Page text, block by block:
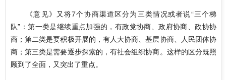
《意见》又将7个协商渠道区分为三类情况或者说“三个梯
队”：第一类是继续重点加强的，有政党协商、政府协商、政协协
商；第二类是要积极开展的，有人大协商、基层协商、人民团体协
商；第三类是需要逐步探索的，有社会组织协商。这样的区分既照
顾到了全面，又突出了重点。